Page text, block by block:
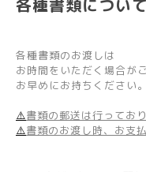
各種書類について
各種書類のお渡しは
お時間をいただく場合が
お早めにお持ちください。
⚠️書類の郵送は行っており
⚠️書類のお渡し時、お支